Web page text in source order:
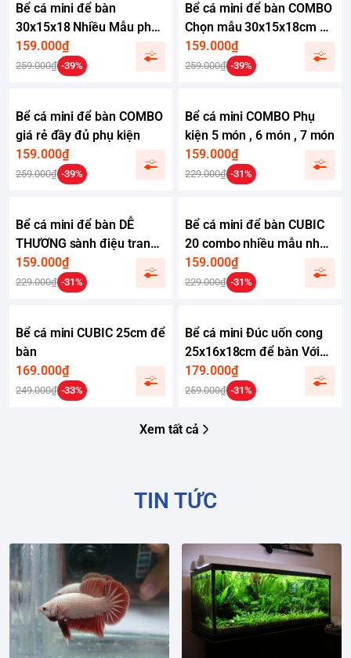
Bể cá mini để bàn
30x15x18 Nhiều Mẫu phù
hợp nuôi cá cảnh mini để
bàn
159.000₫
259.000₫ -39%
Bể cá mini để bàn COMBO
Chọn mẫu 30x15x18cm để
bàn nhỏ gọn phù hợp nuôi
cá cảnh mini
159.000₫
259.000₫ -39%
Bể cá mini để bàn COMBO
giá rẻ đầy đủ phụ kiện
159.000₫
259.000₫ -39%
Bể cá mini COMBO Phụ
kiện 5 món , 6 món , 7 món
159.000₫
229.000₫ -31%
Bể cá mini để bàn DỄ
THƯƠNG sành điệu trang
trí đẹp mắt
159.000₫
229.000₫ -31%
Bể cá mini để bàn CUBIC
20 combo nhiều mẫu nhỏ
xinh phù hợp nuôi cá cảnh
để bàn
159.000₫
229.000₫ -31%
Bể cá mini CUBIC 25cm để
bàn
169.000₫
249.000₫ -33%
Bể cá mini Đúc uốn cong
25x16x18cm để bàn Với
nhiều mẫu lựa chọn có
kèm phụ kiện sỏi nền và
179.000₫
259.000₫ -31%
Xem tất cả
TIN TỨC